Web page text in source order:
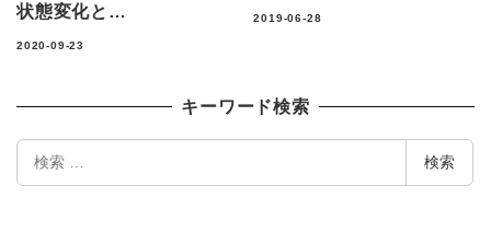
状態変化と…
2020-09-23
2019-06-28
キーワード検索
索
検索